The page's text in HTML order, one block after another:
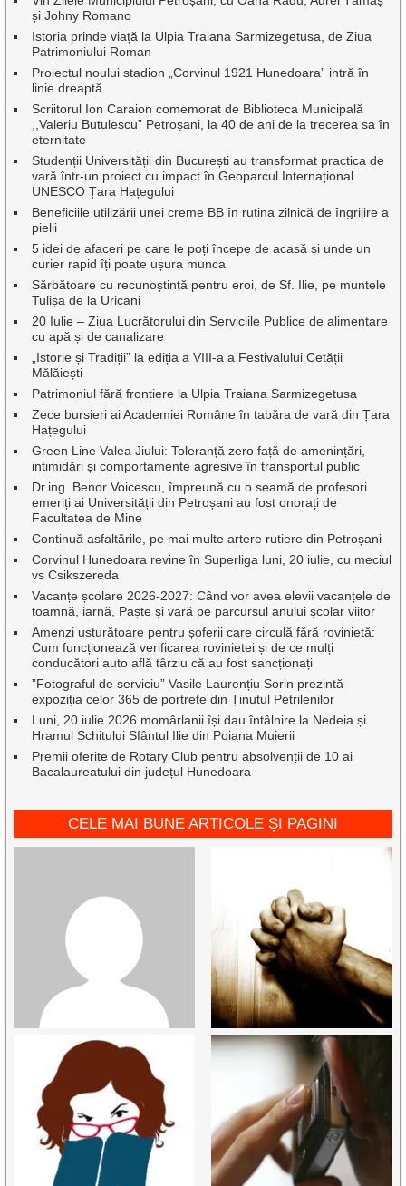
și Johny Romano
Istoria prinde viață la Ulpia Traiana Sarmizegetusa, de Ziua
Patrimoniului Roman
Proiectul noului stadion „Corvinul 1921 Hunedoara” intră în
linie dreaptă
Scriitorul Ion Caraion comemorat de Biblioteca Municipală
,,Valeriu Butulescu” Petroșani, la 40 de ani de la trecerea sa în
eternitate
Studenții Universității din București au transformat practica de
vară într-un proiect cu impact în Geoparcul Internațional
UNESCO Țara Hațegului
Beneficiile utilizării unei creme BB în rutina zilnică de îngrijire a
pielii
5 idei de afaceri pe care le poți începe de acasă și unde un
curier rapid îți poate ușura munca
Sărbătoare cu recunoștință pentru eroi, de Sf. Ilie, pe muntele
Tulișa de la Uricani
20 Iulie – Ziua Lucrătorului din Serviciile Publice de alimentare
cu apă și de canalizare
„Istorie și Tradiții” la ediția a VIII-a a Festivalului Cetății
Mălăiești
Patrimoniul fără frontiere la Ulpia Traiana Sarmizegetusa
Zece bursieri ai Academiei Române în tabăra de vară din Țara
Hațegului
Green Line Valea Jiului: Toleranță zero față de amenințări,
intimidări și comportamente agresive în transportul public
Dr.ing. Benor Voicescu, împreună cu o seamă de profesori
emeriți ai Universității din Petroșani au fost onorați de
Facultatea de Mine
Continuă asfaltările, pe mai multe artere rutiere din Petroșani
Corvinul Hunedoara revine în Superliga luni, 20 iulie, cu meciul
vs Csikszereda
Vacanțe școlare 2026-2027: Când vor avea elevii vacanțele de
toamnă, iarnă, Paște și vară pe parcursul anului școlar viitor
Amenzi usturătoare pentru șoferii care circulă fără rovinietă:
Cum funcționează verificarea rovinietei și de ce mulți
conducători auto află târziu că au fost sancționați
”Fotograful de serviciu” Vasile Laurențiu Sorin prezintă
expoziția celor 365 de portrete din Ținutul Petrilenilor
Luni, 20 iulie 2026 momârlanii își dau întâlnire la Nedeia și
Hramul Schitului Sfântul Ilie din Poiana Muierii
Premii oferite de Rotary Club pentru absolvenții de 10 ai
Bacalaureatului din județul Hunedoara
CELE MAI BUNE ARTICOLE ȘI PAGINI